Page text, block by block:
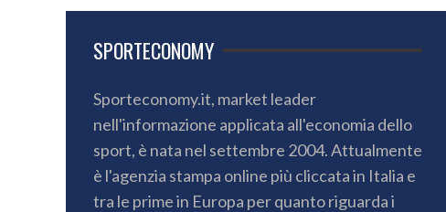
SPORTECONOMY
Sporteconomy.it, market leader
nell'informazione applicata all'economia dello
sport, è nata nel settembre 2004. Attualmente
è l'agenzia stampa online più cliccata in Italia e
tra le prime in Europa per quanto riguarda i